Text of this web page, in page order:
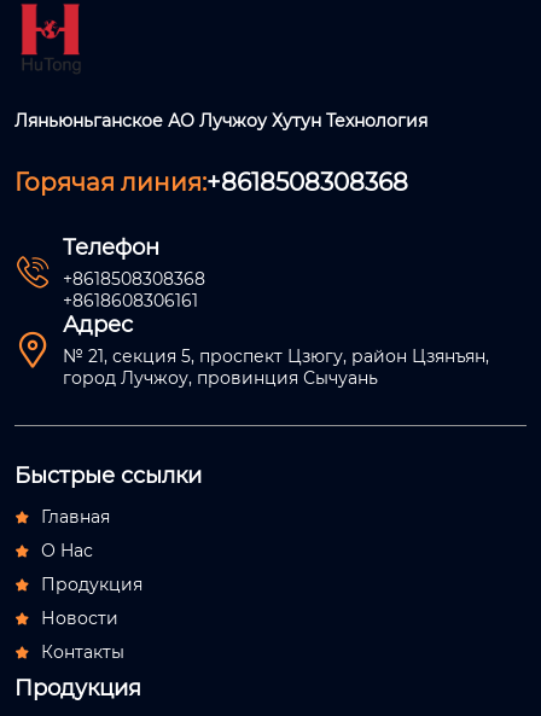
Ляньюньганское АО Лучжоу Хутун Технология
Горячая линия:+8618508308368

Телефон
+8618508308368
+8618608306161

Адрес
№ 21, секция 5, проспект Цзюгу, район Цзянъян,
город Лучжоу, провинция Сычуань
Быстрые ссылки
 Главная
 О Hас
 Продукция
 Новости
 Контакты
Продукция